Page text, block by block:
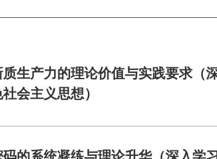
生产力的理论价值与实践要求（
会主义思想）